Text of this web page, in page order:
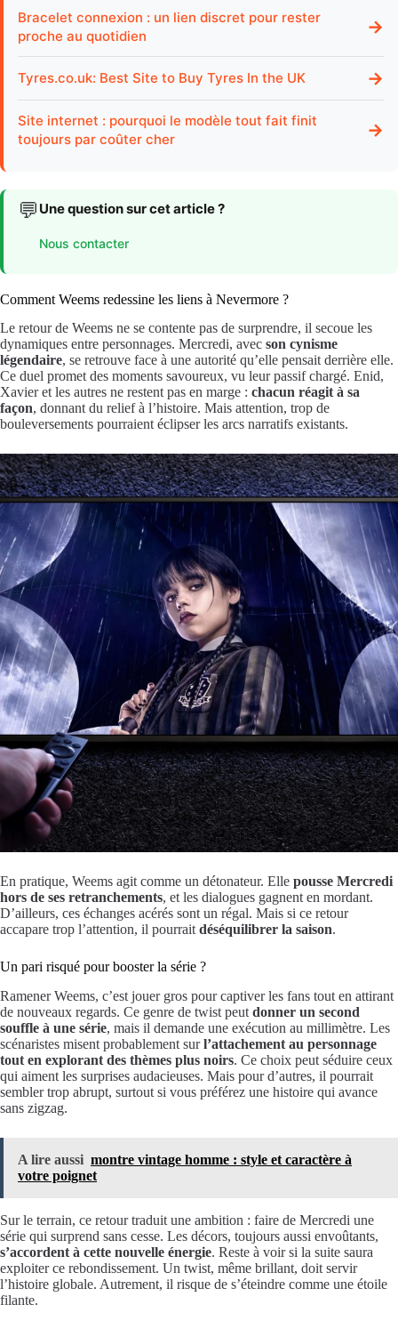
Bracelet connexion : un lien discret pour rester
proche au quotidien
→
Tyres.co.uk: Best Site to Buy Tyres In the UK →
Site internet : pourquoi le modèle tout fait finit
toujours par coûter cher
→
💬 Une question sur cet article ?
Nous contacter
Comment Weems redessine les liens à Nevermore ?
Le retour de Weems ne se contente pas de surprendre, il secoue les
dynamiques entre personnages. Mercredi, avec son cynisme
légendaire, se retrouve face à une autorité qu’elle pensait derrière elle.
Ce duel promet des moments savoureux, vu leur passif chargé. Enid,
Xavier et les autres ne restent pas en marge : chacun réagit à sa
façon, donnant du relief à l’histoire. Mais attention, trop de
bouleversements pourraient éclipser les arcs narratifs existants.
En pratique, Weems agit comme un détonateur. Elle pousse Mercredi
hors de ses retranchements, et les dialogues gagnent en mordant.
D’ailleurs, ces échanges acérés sont un régal. Mais si ce retour
accapare trop l’attention, il pourrait déséquilibrer la saison.
Un pari risqué pour booster la série ?
Ramener Weems, c’est jouer gros pour captiver les fans tout en attirant
de nouveaux regards. Ce genre de twist peut donner un second
souffle à une série, mais il demande une exécution au millimètre. Les
scénaristes misent probablement surl’attachement au personnage
tout en explorant des thèmes plus noirs. Ce choix peut séduire ceux
qui aiment les surprises audacieuses. Mais pour d’autres, il pourrait
sembler trop abrupt, surtout si vous préférez une histoire qui avance
sans zigzag.
A lire aussi montre vintage homme : style et caractère à
votre poignet
Sur le terrain, ce retour traduit une ambition : faire de Mercredi une
série qui surprend sans cesse. Les décors, toujours aussi envoûtants,
s’accordent à cette nouvelle énergie. Reste à voir si la suite saura
exploiter ce rebondissement. Un twist, même brillant, doit servir
l’histoire globale. Autrement, il risque de s’éteindre comme une étoile
filante.